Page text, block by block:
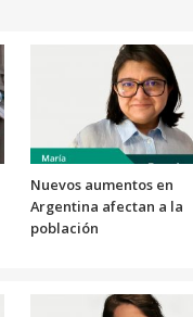
Nuevos aumentos en
Argentina afectan a la
población